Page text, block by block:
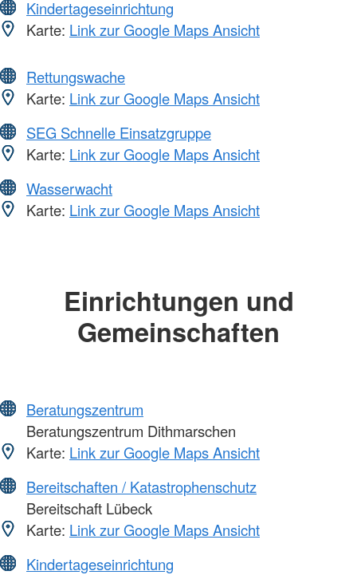
Kindertageseinrichtung
Karte: Link zur Google Maps Ansicht
Rettungswache
Karte: Link zur Google Maps Ansicht
SEG Schnelle Einsatzgruppe
Karte: Link zur Google Maps Ansicht
Wasserwacht
Karte: Link zur Google Maps Ansicht
Einrichtungen und
Gemeinschaften
Beratungszentrum
Beratungszentrum Dithmarschen
Karte: Link zur Google Maps Ansicht
Bereitschaften / Katastrophenschutz
Bereitschaft Lübeck
Karte: Link zur Google Maps Ansicht
Kindertageseinrichtung